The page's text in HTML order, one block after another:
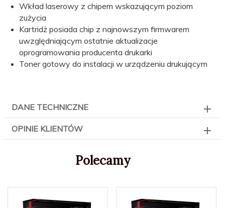
Wkład laserowy z chipem wskazującym poziom
zużycia
Kartridż posiada chip z najnowszym firmwarem
uwzględniającym ostatnie aktualizacje
oprogramowania producenta drukarki
Toner gotowy do instalacji w urządzeniu drukującym
DANE TECHNICZNE
OPINIE KLIENTÓW
Polecamy